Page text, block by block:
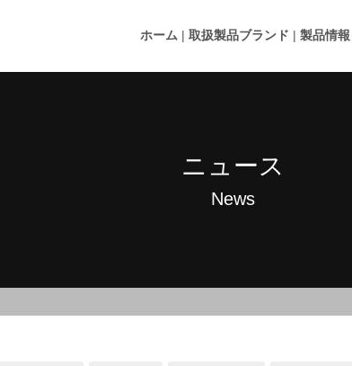
ホーム 取扱製品ブランド 製品情報
ニュース
News